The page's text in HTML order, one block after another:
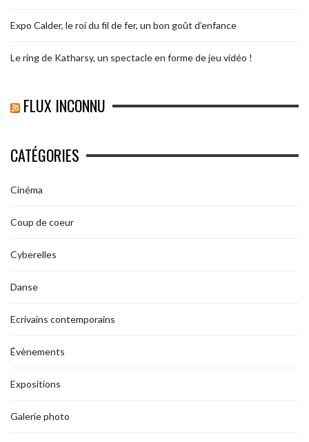
Expo Calder, le roi du fil de fer, un bon goût d’enfance
Le ring de Katharsy, un spectacle en forme de jeu vidéo !
FLUX INCONNU
CATÉGORIES
Cinéma
Coup de coeur
Cyberelles
Danse
Ecrivains contemporains
Évènements
Expositions
Galerie photo